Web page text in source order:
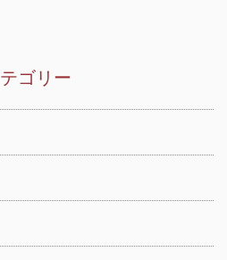
ゴリー